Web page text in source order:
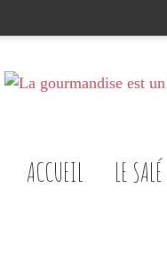
ACCUEIL LE SALÉ